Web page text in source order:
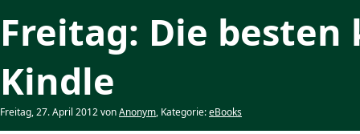
Freitag: Die
Kindle
Freitag, 27. April 2012 vonAnonym, Kategorie:eBooks